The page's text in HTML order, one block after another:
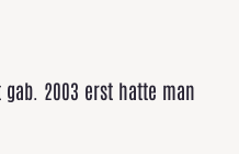
2003 erst hatte man